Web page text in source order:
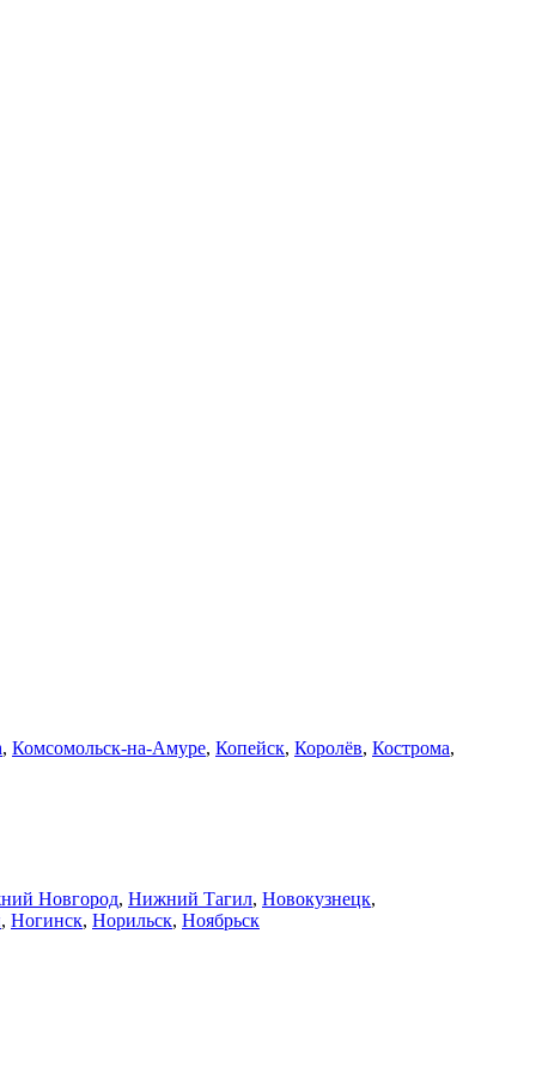
, Комсомольск-на-Амуре, Копейск, Королёв, Кострома,
Новгород, Нижний Тагил, Новокузнецк,
, Ногинск, Норильск, Ноябрьск